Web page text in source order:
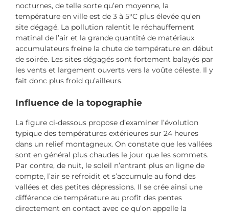
nocturnes, de telle sorte qu’en moyenne, la
température en ville est de 3 à 5°C plus élevée qu’en
site dégagé. La pollution ralentit le réchauffement
matinal de l’air et la grande quantité de matériaux
accumulateurs freine la chute de température en début
de soirée. Les sites dégagés sont fortement balayés par
les vents et largement ouverts vers la voûte céleste. Il y
fait donc plus froid qu’ailleurs.
Influence de la topographie
La figure ci-dessous propose d’examiner l’évolution
typique des températures extérieures sur 24 heures
dans un relief montagneux. On constate que les vallées
sont en général plus chaudes le jour que les sommets.
Par contre, de nuit, le soleil n’entrant plus en ligne de
compte, l’air se refroidit et s’accumule au fond des
vallées et des petites dépressions. Il se crée ainsi une
différence de température au profit des pentes
directement en contact avec ce qu’on appelle la